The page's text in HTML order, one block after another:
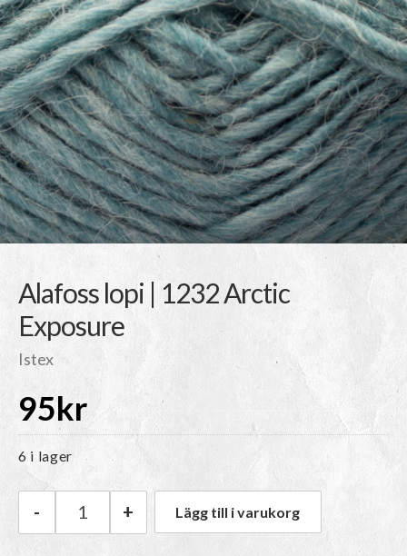
Alafoss lopi | 1232 Arctic
Exposure
Istex
95kr
6 i lager
Istex Alafoss lopi | 1232 Arctic Exposure
- + Lägg till i varukorg